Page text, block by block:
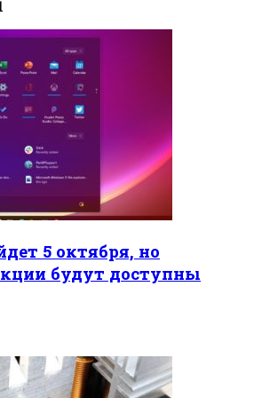
5 октября, но
будут доступны